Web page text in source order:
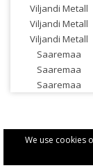
We use cookies
Viljandi Metall
Viljandi Metall
Viljandi Metall
Saaremaa
Saaremaa
Saaremaa